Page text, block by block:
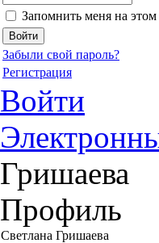
Запомнить меня на
Забыли свой пароль?
Регистрация
Войти
Гришаева
Профиль
Светлана Гришаева